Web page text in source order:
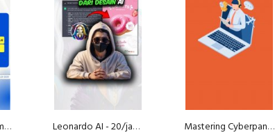
Teknik Verifikasi Timbangan Analitik
Leonardo AI - 20/jam dari deisgn poster AI
Mastering Cyberpanel